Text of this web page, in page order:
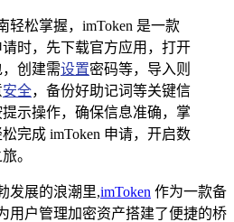
轻松掌握，imToken 是一款
时，先下载官方应用，打开
创建需设置密码等，导入则
安全，备份好助记词等关键信
示操作，确保信息准确，掌
完成 imToken 申请，开启数
。
发展的浪潮里,imToken 作为一款备
用户管理加密资产搭建了便捷的桥